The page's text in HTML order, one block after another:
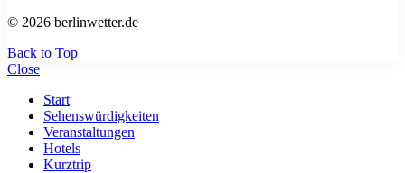
© 2026 berlinwetter.de
Back to Top
Close
Start
Sehenswürdigkeiten
Veranstaltungen
Hotels
Kurztrip